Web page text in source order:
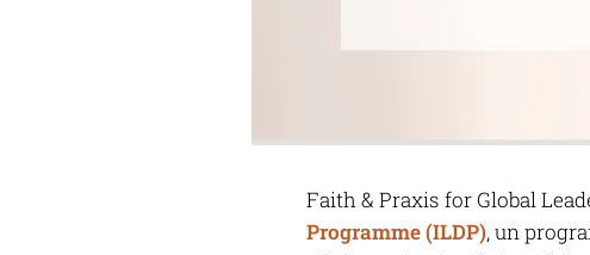
Faith & Praxis for Global
Programme (ILDP), un